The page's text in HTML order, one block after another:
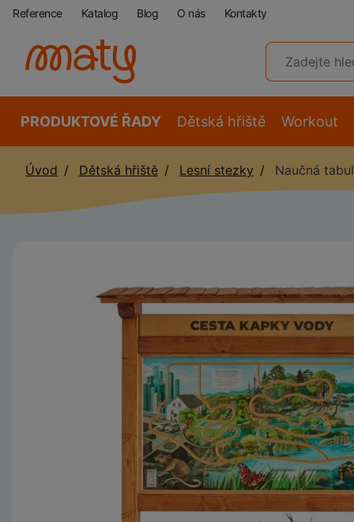
Reference Katalog Blog O nás Kontakty
PRODUKTOVÉ ŘADY Dětská hřiště Workout
Úvod Dětská hřiště Lesní stezky Naučná